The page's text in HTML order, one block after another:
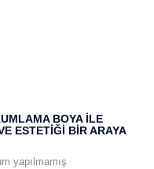
BOYA ILE
ESTETIĞI BIR ARAYA
yapılmamış